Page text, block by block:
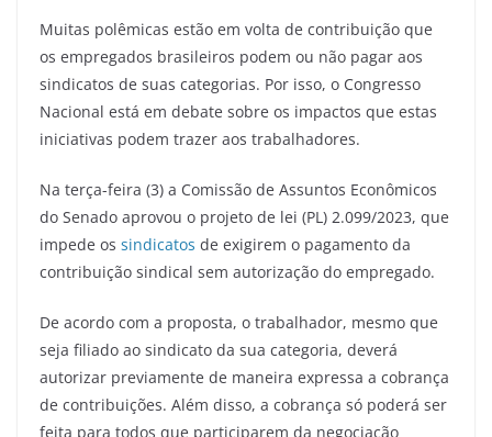
Muitas polêmicas estão em volta de contribuição que
os empregados brasileiros podem ou não pagar aos
sindicatos de suas categorias. Por isso, o Congresso
Nacional está em debate sobre os impactos que estas
iniciativas podem trazer aos trabalhadores.
Na terça-feira (3) a Comissão de Assuntos Econômicos
do Senado aprovou o projeto de lei (PL) 2.099/2023, que
impede os sindicatos de exigirem o pagamento da
contribuição sindical sem autorização do empregado.
De acordo com a proposta, o trabalhador, mesmo que
seja filiado ao sindicato da sua categoria, deverá
autorizar previamente de maneira expressa a cobrança
de contribuições. Além disso, a cobrança só poderá ser
feita para todos que participarem da negociação